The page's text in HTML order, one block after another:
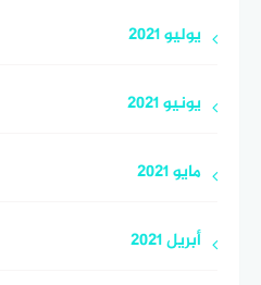
يوليو 2021
يونيو 2021
مايو 2021
أبريل 2021